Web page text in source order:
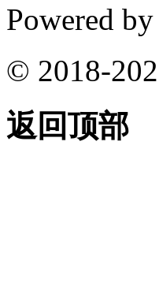
Powered by
© 2018-
返回顶部